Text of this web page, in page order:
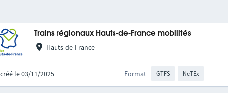
Trains régionaux Hauts-de-France mobilités
Hauts-de-France
créé le 03/11/2025 Format GTFS NeTEx